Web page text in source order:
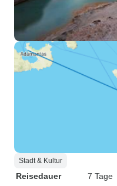
Stadt & Kultur
Reisedauer
7 Tage